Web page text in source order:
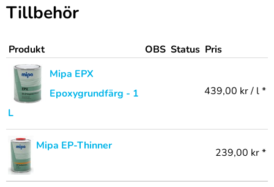
Tillbehör
Produkt OBS Status Pris
Mipa EPX
Epoxygrundfärg - 1
L
439,00 kr / l *
Mipa EP-Thinner
239,00 kr *